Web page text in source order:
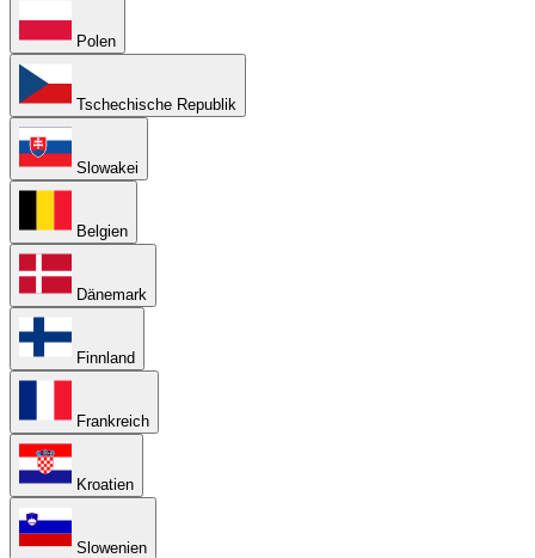
Polen
Tschechische Republik
Slowakei
Belgien
Dänemark
Finnland
Frankreich
Kroatien
Slowenien